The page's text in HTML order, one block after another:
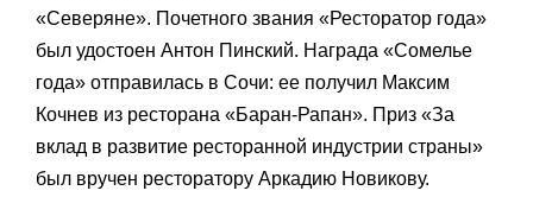
«Северяне». Почетного звания «Ресторатор года»
был удостоен Антон Пинский. Награда «Сомелье
года» отправилась в Сочи: ее получил Максим
Кочнев из ресторана «Баран-Рапан». Приз «За
вклад в развитие ресторанной индустрии страны»
был вручен ресторатору Аркадию Новикову.